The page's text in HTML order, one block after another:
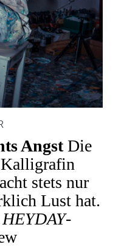
AngstDie
stets nur
Lust hat.
HEYDAY-